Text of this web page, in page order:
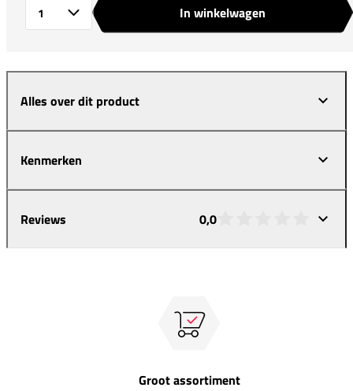
ONE-SIZE
In winkelwagen
Alles over dit product
Kenmerken
Reviews 0,0
Groot assortiment